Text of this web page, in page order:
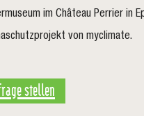
im Château Perrier in
von myclimate.
stellen